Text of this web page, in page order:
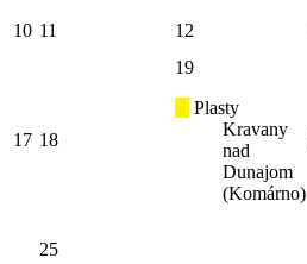
10 11 12
17 18
19
Plasty
Kravany
nad
Dunajom
(Komárno)
25